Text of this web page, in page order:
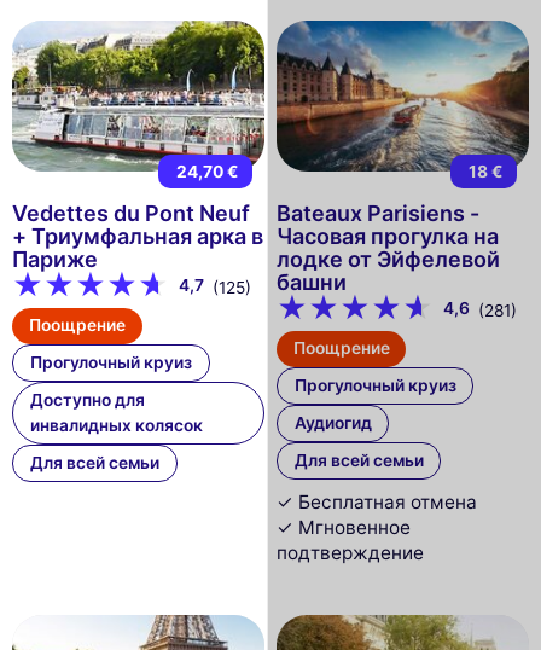
24,70 €
Vedettes du Pont Neuf
+ Триумфальная арка в
Париже
4,7 (125)
Поощрение
Прогулочный круиз
Доступно для
инвалидных колясок
Для всей семьи
18 €
Bateaux Parisiens -
Часовая прогулка на
лодке от Эйфелевой
башни
4,6 (281)
Поощрение
Прогулочный круиз
Аудиогид
Для всей семьи
✓ Бесплатная отмена
✓ Мгновенное
подтверждение